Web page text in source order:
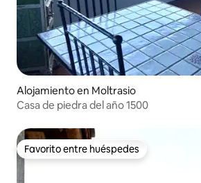
Alojamiento en Moltrasio
Casa de piedra del año 1500
Favorito entre huéspedes
Favorito entre huéspedes